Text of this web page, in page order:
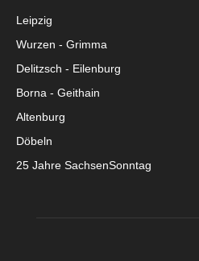
Leipzig
Wurzen - Grimma
Delitzsch - Eilenburg
Borna - Geithain
Altenburg
Döbeln
25 Jahre SachsenSonntag